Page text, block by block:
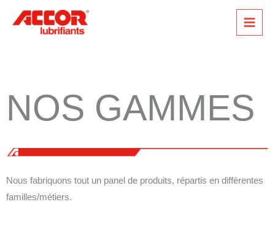
NOS GAMMES
Nous fabriquons tout un panel de produits, répartis en différentes
familles/métiers.